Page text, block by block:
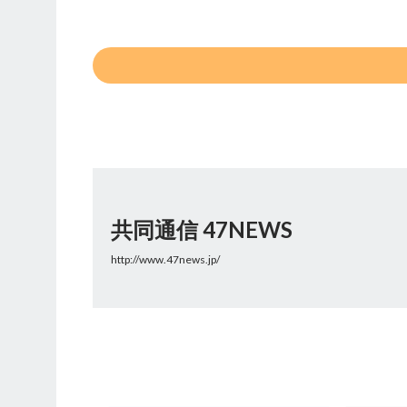
共同通信 47NEWS
http://www.47news.jp/